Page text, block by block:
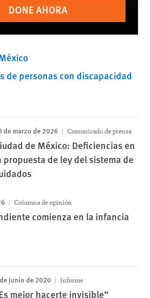
DONE AHORA
de personas con discapacidad
de marzo de 2026 Comunicado de prensa
de México: Deficiencias en
propuesta de ley del sistema de
Columna de opinión
comienza en la infancia
junio de 2020 Informe
mejor hacerte invisible”